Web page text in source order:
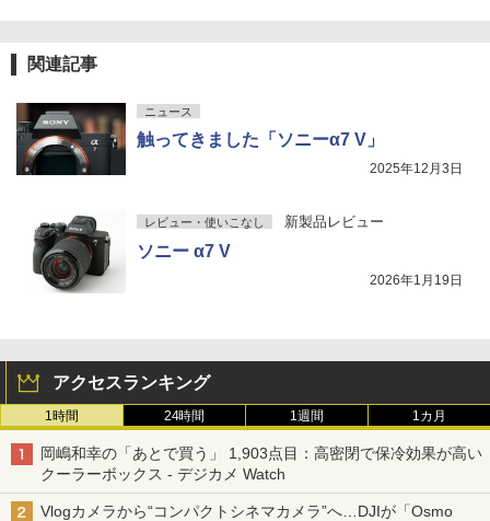
関連記事
ニュース
触ってきました「ソニーα7 V」
2025年12月3日
レビュー・使いこなし 新製品レビュー
ソニー α7 V
2026年1月19日
アクセスランキング
1時間 24時間 1週間 1カ月
岡嶋和幸の「あとで買う」 1,903点目：高密閉で保冷効果が高い
クーラーボックス - デジカメ Watch
Vlogカメラから“コンパクトシネマカメラ”へ…DJIが「Osmo